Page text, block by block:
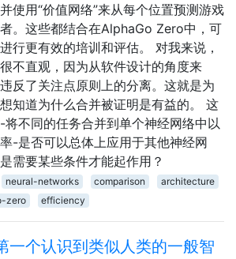
使用“价值网络”来从每个位置预测游戏
。这些都结合在AlphaGo Zero中，可
行更有效的培训和评估。 对我来说，
不直观，因为从软件设计的角度来
反了关注点原则上的分离。这就是为
知道为什么合并被证明是有益的。 这
将不同的任务合并到单个神经网络中以
-是否可以总体上应用于其他神经网
需要某些条件才能起作用？
neural-networks comparison
architecture
zero
efficiency
一个认识到类似人类的一般智